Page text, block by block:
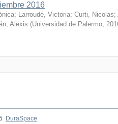
2016
; Larroudé, Victoria; Curti, Nicolas;
Alexis (Universidad de Palermo,
DuraSpace